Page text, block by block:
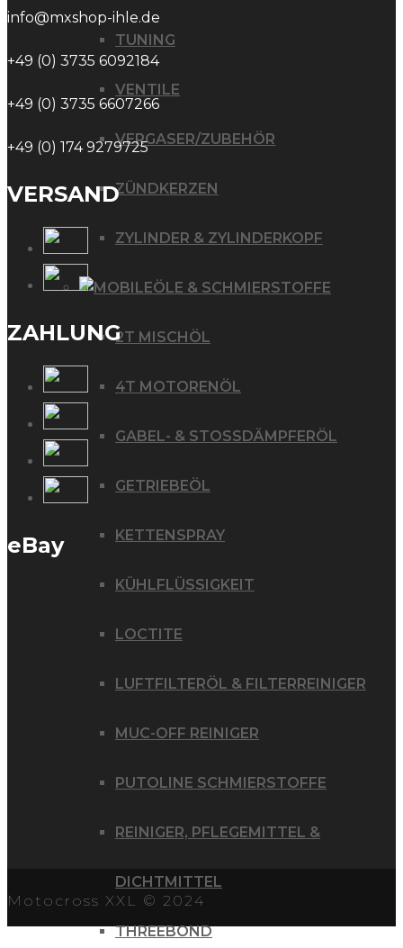
TUNING
VENTILE
VERGASER/ZUBEHÖR
ZÜNDKERZEN
ZYLINDER & ZYLINDERKOPF
ÖLE & SCHMIERSTOFFE
2T MISCHÖL
4T MOTORENÖL
GABEL- & STOSSDÄMPFERÖL
GETRIEBEÖL
KETTENSPRAY
KÜHLFLÜSSIGKEIT
LOCTITE
LUFTFILTERÖL & FILTERREINIGER
MUC-OFF REINIGER
PUTOLINE SCHMIERSTOFFE
REINIGER, PFLEGEMITTEL &
DICHTMITTEL
THREEBOND
info@mxshop-ihle.de
+49 (0) 3735 6092184
+49 (0) 3735 6607266
+49 (0) 174 9279725
VERSAND
ZAHLUNG
eBay
Motocross XXL © 2024